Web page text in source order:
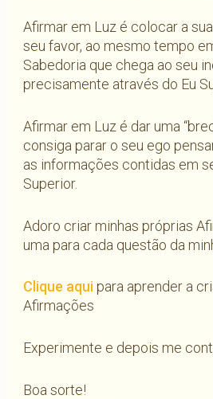
Afirmar em Luz é colocar a
seu favor, ao mesmo tempo
Sabedoria que chega ao seu
precisamente através do Eu
Afirmar em Luz é dar uma
consiga parar o seu ego
as informações contidas em
Superior.
Adoro criar minhas próprias
uma para cada questão da
Clique aquipara aprender a
Afirmações
Experimente e depois me
Boa sorte!